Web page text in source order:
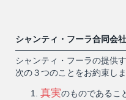
シャンティ・フーラ合同会社
シャンティ・フーラの提供
次の３つのことをお約束しま
真実のものであるこ